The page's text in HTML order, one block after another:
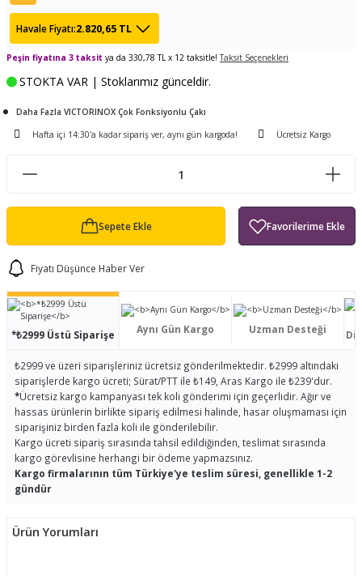
Makine Yağı
Göl Kamışı
Balık Malzemeleri Çantası
Mücadele Kemeri
Testere
Yedek Parça
Havale Fiyatı:2.820,65 TL
Peşin fiyatına 3 taksit ya da 330,78 TL x 12 taksitle! Taksit Seçenekleri
STOKTA VAR | Stoklarımız günceldir.
Daha Fazla VICTORINOX Çok Fonksiyonlu Çakı
Hafta içi 14:30'a kadar sipariş ver, aynı gün kargoda!
Ücretsiz Kargo
Sepete Ekle
Fiyatı Düşünce Haber Ver
*₺2999 Üstü Siparişe Aynı Gün Kargo Uzman Desteği
₺2999 ve üzeri siparişleriniz ücretsiz gönderilmektedir. ₺2999 altındaki
siparişlerde kargo ücreti; Sürat/PTT ile ₺149, Aras Kargo ile ₺239'dur.
*Ücretsiz kargo kampanyası tek koli gönderimi için geçerlidir. Ağır ve
hassas ürünlerin birlikte sipariş edilmesi halinde, hasar oluşmaması için
siparişiniz birden fazla koli ile gönderilebilir.
Kargo ücreti sipariş sırasında tahsil edildiğinden, teslimat sırasında
kargo görevlisine herhangi bir ödeme yapmazsınız.
Kargo firmalarının tüm Türkiye'ye teslim süresi, genellikle 1-2
gündür
Ürün Yorumları